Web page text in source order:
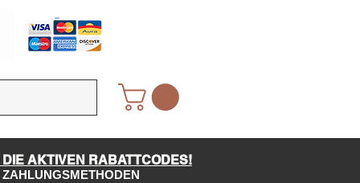
AKTIVEN RABATTCODES!